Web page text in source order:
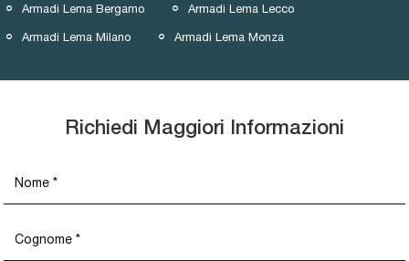
Armadi Lema Bergamo Armadi Lema Lecco
Armadi Lema Milano Armadi Lema Monza
Richiedi Maggiori Informazioni